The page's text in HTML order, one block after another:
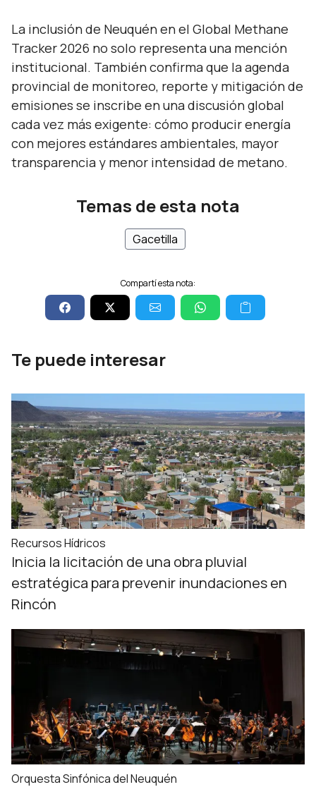
La inclusión de Neuquén en el Global Methane
Tracker 2026 no solo representa una mención
institucional. También confirma que la agenda
provincial de monitoreo, reporte y mitigación de
emisiones se inscribe en una discusión global
cada vez más exigente: cómo producir energía
con mejores estándares ambientales, mayor
transparencia y menor intensidad de metano.
Temas de esta nota
Gacetilla
Compartí esta nota:
Te puede interesar
Recursos Hídricos
Inicia la licitación de una obra pluvial
estratégica para prevenir inundaciones en
Rincón
Orquesta Sinfónica del Neuquén